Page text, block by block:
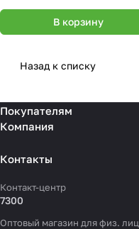
В корзину
Назад к списку
Покупателям
Компания
Контакты
Контакт-центр
7300
Оптовый магазин для физ. лиц